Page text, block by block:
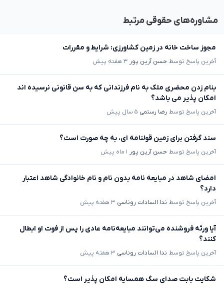
مشاوره‌های حقوقی مرتبط
مجوز ساخت خانه در زمین کشاورزی: شرایط و مقررات
آخرین پاسخ توسط حسن آرین پور ۳ هفته پیش
بنام زدن محضری ملک به نام فرزندانی که به سن قانونی نرسیده اند
امکان پذیر می باشد؟
آخرین پاسخ توسط رضا رستمی ۵ سال پیش
سند گرفتن برای زمین قولنامه ای، به چه صورت است؟
آخرین پاسخ توسط حسن آرین پور ۱ ماه پیش
امضای شاهد در مبایعه نامه بدون نام و نام خانوادگی شاهد اعتبار
دارد؟
آخرین پاسخ توسط ندا السادات روناسی ۳ هفته پیش
آیا ورثه فروشنده می‌توانند مبایعه‌نامه عادی را پس از فوت او ابطال
کنند؟
آخرین پاسخ توسط ندا السادات روناسی ۳ هفته پیش
شکایت بابت صدای سگ همسایه امکان پذیر است؟